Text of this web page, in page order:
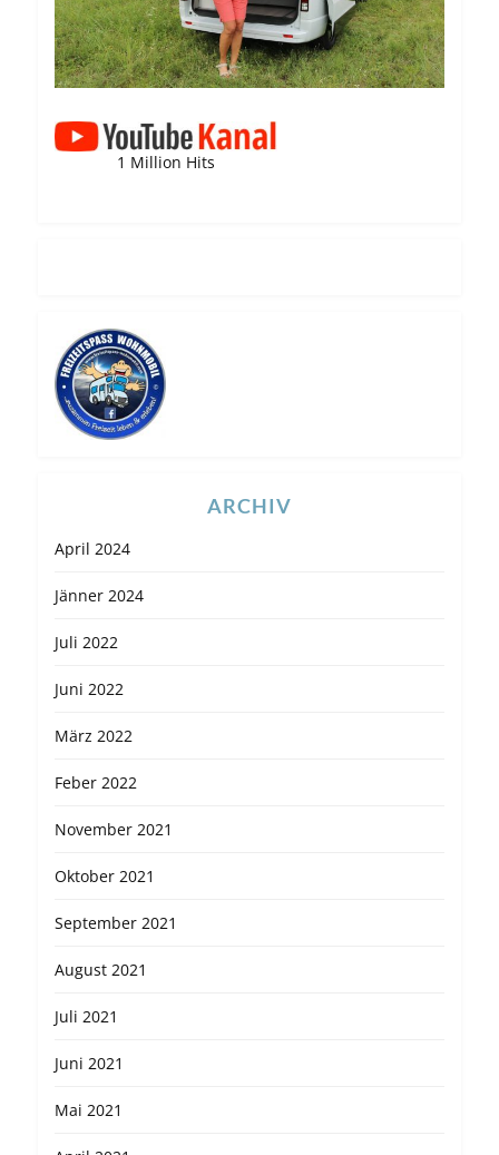
1 Million Hits
ARCHIV
April 2024
Jänner 2024
Juli 2022
Juni 2022
März 2022
Feber 2022
November 2021
Oktober 2021
September 2021
August 2021
Juli 2021
Juni 2021
Mai 2021